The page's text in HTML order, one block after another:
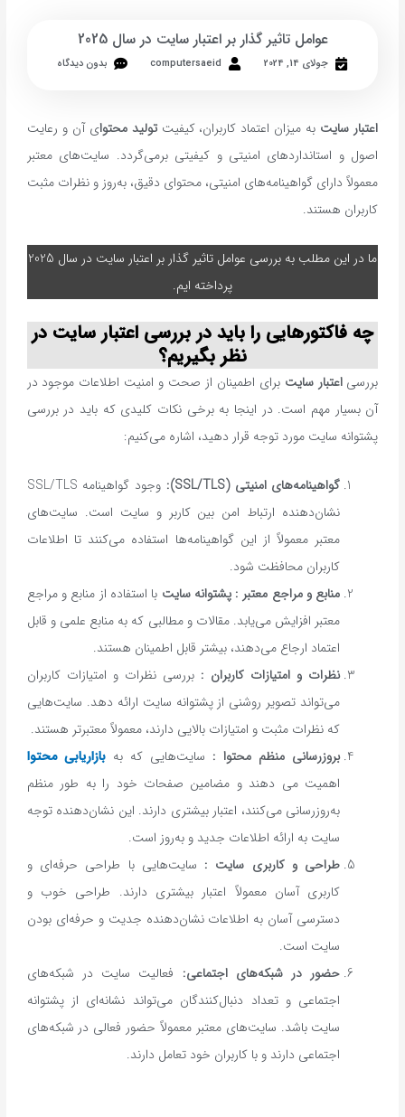
عوامل تاثیر گذار بر اعتبار سایت در سال 2025
جولای 14, 2024 computersaeid بدون دیدگاه
اعتبار سایت به میزان اعتماد کاربران، کیفیتتولید محتوای آن و رعایت
اصول و استانداردهای امنیتی و کیفیتی برمی‌گردد. سایت‌های معتبر
معمولاً دارای گواهینامه‌های امنیتی، محتوای دقیق، به‌روز و نظرات مثبت
کاربران هستند.
ما در این مطلب به بررسی عوامل تاثیر گذار بر اعتبار سایت در سال 2025
پرداخته ایم.
چه فاکتورهایی را باید در بررسی اعتبار سایت در
نظر بگیریم؟
بررسیاعتبار سایت برای اطمینان از صحت و امنیت اطلاعات موجود در
آن بسیار مهم است. در اینجا به برخی نکات کلیدی که باید در بررسی
پشتوانه سایت مورد توجه قرار دهید، اشاره می‌کنیم:
گواهینامه‌های امنیتی (SSL/TLS):
وجود گواهینامه SSL/TLS
نشان‌دهنده ارتباط امن بین کاربر و سایت است. سایت‌های
معتبر معمولاً از این گواهینامه‌ها استفاده می‌کنند تا اطلاعات
کاربران محافظت شود.
منابع و مراجع معتبر : پشتوانه سایت با استفاده از منابع و مراجع
معتبر افزایش می‌یابد. مقالات و مطالبی که به منابع علمی و قابل
اعتماد ارجاع می‌دهند، بیشتر قابل اطمینان هستند.
نظرات و امتیازات کاربران : بررسی نظرات و امتیازات کاربران
می‌تواند تصویر روشنی از پشتوانه سایت ارائه دهد. سایت‌هایی
که نظرات مثبت و امتیازات بالایی دارند، معمولاً معتبرتر هستند.
بروزرسانی منظم محتوا : سایت‌هایی که بهبازاریابی محتوا
اهمیت می دهند و مضامین صفحات خود را به طور منظم
به‌روزرسانی می‌کنند، اعتبار بیشتری دارند. این نشان‌دهنده توجه
سایت به ارائه اطلاعات جدید و به‌روز است.
طراحی و کاربری سایت : سایت‌هایی با طراحی حرفه‌ای و
کاربری آسان معمولاً اعتبار بیشتری دارند. طراحی خوب و
دسترسی آسان به اطلاعات نشان‌دهنده جدیت و حرفه‌ای بودن
سایت است.
حضور در شبکه‌های اجتماعی: فعالیت سایت در شبکه‌های
اجتماعی و تعداد دنبال‌کنندگان می‌تواند نشانه‌ای از پشتوانه
سایت باشد. سایت‌های معتبر معمولاً حضور فعالی در شبکه‌های
اجتماعی دارند و با کاربران خود تعامل دارند.